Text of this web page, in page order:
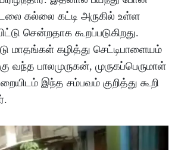
கல்லை கட்டி அருகில் உள்ள
சென்றதாக கூறப்படுகிறது.
மாதங்கள் கழித்து செட்டிபாளையம்
வந்த பாலமுருகன், முருகப்பெருமாள்
இந்த சம்பவம் குறித்து கூறி